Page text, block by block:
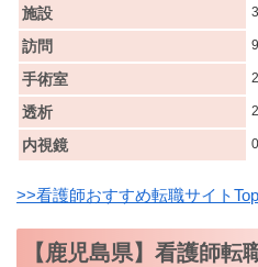
施設
訪問
手術室
透析
内視鏡
>>看護師おすすめ転職サイト
【鹿児島県】看護師転